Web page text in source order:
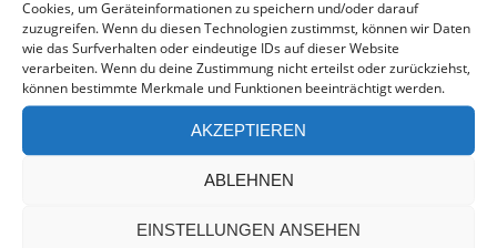
Cookies, um Geräteinformationen zu speichern und/oder darauf
zuzugreifen. Wenn du diesen Technologien zustimmst, können wir Daten
wie das Surfverhalten oder eindeutige IDs auf dieser Website
verarbeiten. Wenn du deine Zustimmung nicht erteilst oder zurückziehst,
können bestimmte Merkmale und Funktionen beeinträchtigt werden.
AKZEPTIEREN
ABLEHNEN
EINSTELLUNGEN ANSEHEN
news
Zum nächsten Stammtisch treffen wir uns am
Dienstag, 18. Juli, 19 Uhr, im Vereinslokal bei
Jandewerth-Bayer, Bottroper Straße 125. Neben
Hilfsprojekt interessierte Personen herzlich